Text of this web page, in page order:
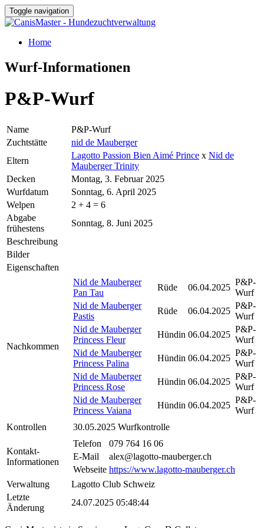
Toggle navigation
Home
Wurf-Informationen
P&P-Wurf
Name
P&P-Wurf
Zuchtstätte
nid de Mauberger
Eltern
Lagotto Passion Bien Aimé Prince x Nid de
Mauberger Trinity
Decken
Montag, 3. Februar 2025
Wurfdatum
Sonntag, 6. April 2025
Welpen
2 + 4 = 6
Abgabe
frühestens
Sonntag, 8. Juni 2025
Beschreibung
Bilder
Eigenschaften
Nachkommen
Nid de Mauberger
Pan Tau
Rüde 06.04.2025
P&P-
Wurf
Nid de Mauberger
Pastis
Rüde 06.04.2025
P&P-
Wurf
Nid de Mauberger
Princess Fleur
Hündin 06.04.2025
P&P-
Wurf
Nid de Mauberger
Princess Palina
Hündin 06.04.2025
P&P-
Wurf
Nid de Mauberger
Princess Rose
Hündin 06.04.2025
P&P-
Wurf
Nid de Mauberger
Princess Vaiana
Hündin 06.04.2025
P&P-
Wurf
Kontrollen
30.05.2025 Wurfkontrolle
Kontakt-
Informationen
Telefon
079 764 16 06
E-Mail
alex@lagotto-mauberger.ch
Webseite https://www.lagotto-mauberger.ch
Verwaltung
Lagotto Club Schweiz
Letzte
Änderung
24.07.2025 05:48:44